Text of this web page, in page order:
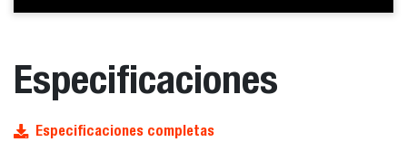
Especificaciones
Especificaciones completas